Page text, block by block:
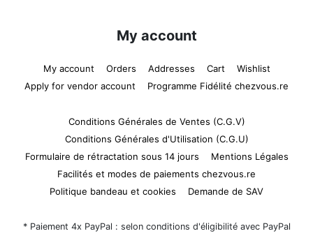
My account
My account Orders Addresses Cart
Wishlist
Apply for vendor account
Programme Fidélité chezvous.re
Conditions Générales de Ventes (C.G.V)
Conditions Générales d'Utilisation (C.G.U)
Formulaire de rétractation sous 14 jours
Mentions Légales
Facilités et modes de paiements chezvous.re
Politique bandeau et cookies
Demande de SAV
* Paiement 4x PayPal : selon conditions d'éligibilité avec PayPal